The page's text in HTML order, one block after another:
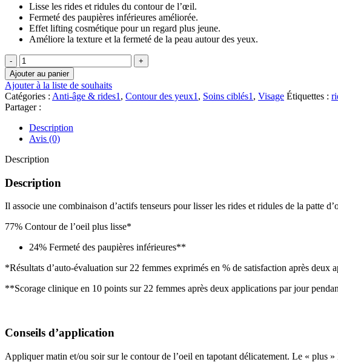
Lisse les rides et ridules du contour de l’œil.
Fermeté des paupières inférieures améliorée.
Effet lifting cosmétique pour un regard plus jeune.
Améliore la texture et la fermeté de la peau autour des yeux.
quantité
de
MATIS
PARIS
Réponse
Regard
LIFTING-
EYES
ML
Ajouter au panier
Ajouter à la liste de souhaits
Catégories : Anti-âge & rides1 , Contour des yeux1 , Soins ciblés1 , Visage Étiquettes :
Partager :
Description
Avis (0)
Description
Description
Il associe une combinaison d’actifs tenseurs pour lisser les rides et ridules de la patte
77% Contour de l’oeil plus lisse*
24% Fermeté des paupières inférieures**
*Résultats d’auto-évaluation sur 22 femmes exprimés en % de satisfaction après deux
**Scorage clinique en 10 points sur 22 femmes après deux applications par jour
Conseils d’application
Appliquer matin et/ou soir sur le contour de l’oeil en tapotant délicatement. Le « plus